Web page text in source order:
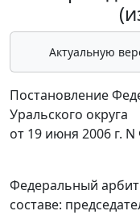
Актуальную
Постановление
Уральского округа
от 19 июня 2006 г.
Федеральный
составе: